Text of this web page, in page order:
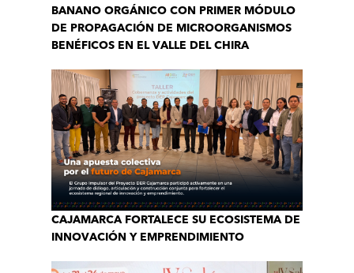
BANANO ORGÁNICO CON PRIMER MÓDULO
DE PROPAGACIÓN DE MICROORGANISMOS
BENÉFICOS EN EL VALLE DEL CHIRA
CAJAMARCA FORTALECE SU ECOSISTEMA DE
INNOVACIÓN Y EMPRENDIMIENTO